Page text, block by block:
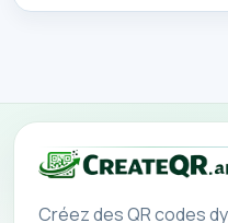
Créez des QR codes